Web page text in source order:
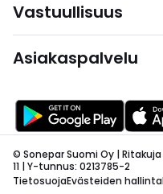
Vastuullisuus
Asiakaspalvelu
© Sonepar Suomi Oy | Ritakuja
11 | Y-tunnus: 0213785-2
TietosuojaEvästeiden hallinta